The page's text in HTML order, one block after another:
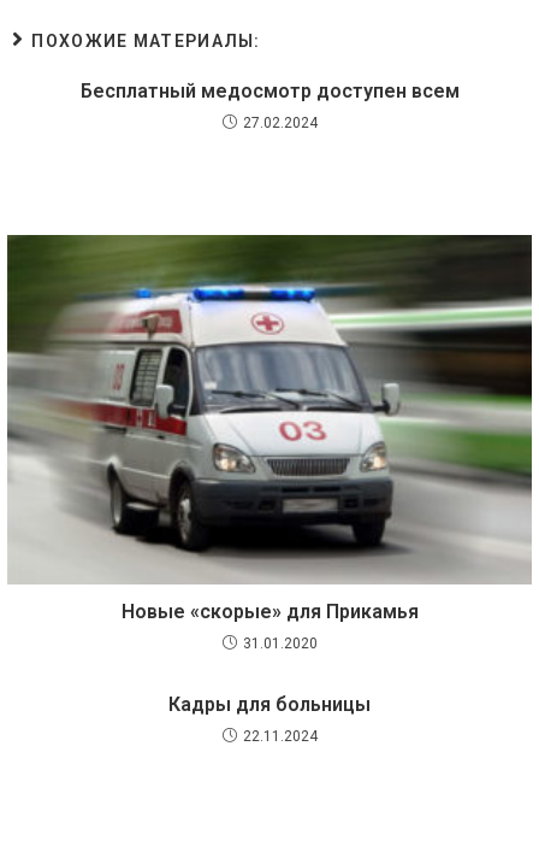
ПОХОЖИЕ МАТЕРИАЛЫ:
Бесплатный медосмотр доступен всем
27.02.2024
Новые «скорые» для Прикамья
31.01.2020
Кадры для больницы
22.11.2024